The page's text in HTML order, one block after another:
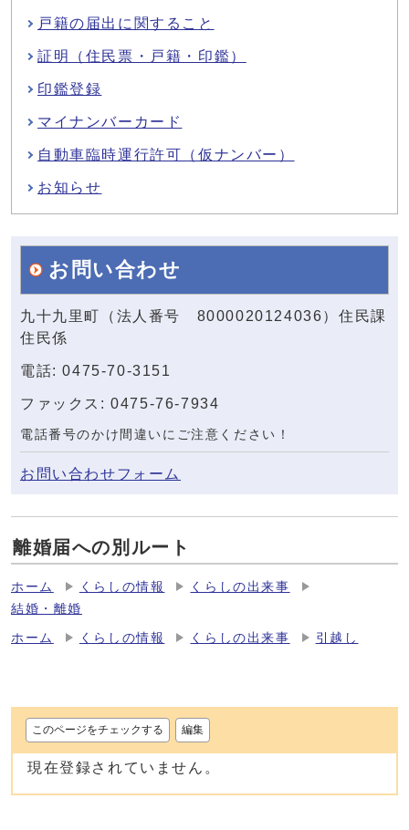
戸籍の届出に関すること
証明（住民票・戸籍・印鑑）
印鑑登録
マイナンバーカード
自動車臨時運行許可（仮ナンバー）
お知らせ
お問い合わせ
九十九里町（法人番号 8000020124036）住民課
住民係
電話: 0475-70-3151
ファックス: 0475-76-7934
電話番号のかけ間違いにご注意ください！
お問い合わせフォーム
離婚届への別ルート
ホーム くらしの情報
くらしの出来事
結婚・離婚
ホーム くらしの情報 くらしの出来事 引越し
このページをチェックする 編集
現在登録されていません。